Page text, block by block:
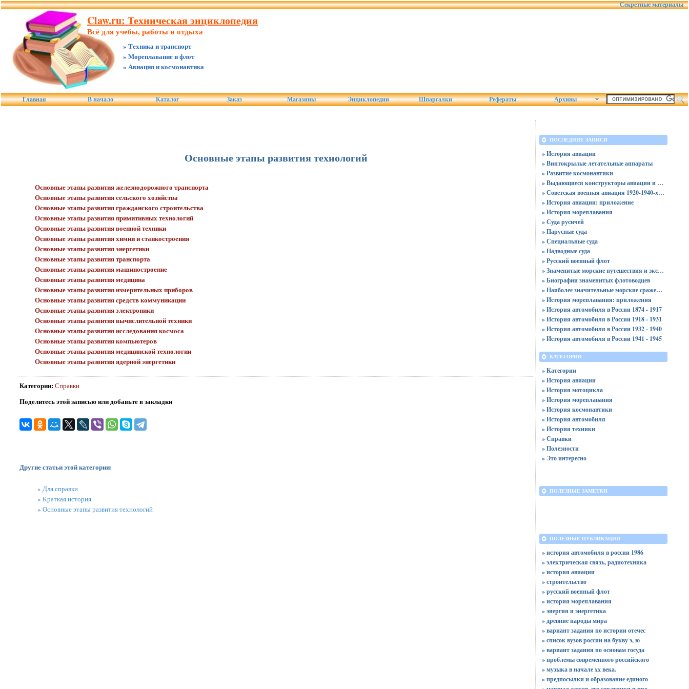
Секретные материалы
Claw.ru: Техническая энциклопедия
Всё для учебы, работы и отдыха
» Техника и транспорт
» Мореплавание и флот
» Авиация и космонавтика
Главная В начало Каталог Заказ Магазины Энциклопедии Шпаргалки Рефераты Архивы
Основные этапы развития технологий
Основные этапы развития железнодорожного транспорта
Основные этапы развития сельского хозяйства
Основные этапы развития гражданского строительства
Основные этапы развития примитивных технологий
Основные этапы развития военной техники
Основные этапы развития химии и станкостроения
Основные этапы развития энергетики
Основные этапы развития транспорта
Основные этапы развития машиностроение
Основные этапы развития медицина
Основные этапы развития измерительных приборов
Основные этапы развития средств коммуникации
Основные этапы развития электроники
Основные этапы развития вычислительной техники
Основные этапы развития исследования космоса
Основные этапы развития компьютеров
Основные этапы развития медицинской технологии
Основные этапы развития ядерной энергетики
Категории:Справки
Поделитесь этой записью или добавьте в закладки
Другие статьи этой категории:
» Для справки
» Краткая история
» Основные этапы развития технологий
ПОСЛЕДНИЕ ЗАПИСИ
» История авиации
» Винтокрылые летательные аппараты
» Развитие космонавтики
» Выдающиеся конструкторы авиации и космонавтики
» Советская военная авиация 1920-1940-х годов
» История авиации: приложение
» История мореплавания
» Суда русичей
» Парусные суда
» Специальные суда
» Надводные суда
» Русский военный флот
» Знаменитые морские путешествия и экспедиции
» Биографии знаменитых флотоводцев
» Наиболее значительные морские сражения
» История мореплавания: приложения
» История автомобиля в России 1874 - 1917
» История автомобиля в России 1918 - 1931
» История автомобиля в России 1932 - 1940
» История автомобиля в России 1941 - 1945
КАТЕГОРИИ
» Категории
» История авиации
» История мотоцикла
» История мореплавания
» История космонавтики
» История автомобиля
» История техники
» Справки
» Полезности
» Это интересно
ПОЛЕЗНЫЕ ЗАМЕТКИ
ПОЛЕЗНЫЕ ПУБЛИКАЦИИ
» история автомобиля в россии 1986
» электрическая связь, радиотехника
» история авиации
» строительство
» русский военный флот
» история мореплавания
» энергия и энергетика
» древние народы мира
» вариант задания по истории отечес
» список вузов россии на букву э, ю
» вариант задания по основам госуда
» проблемы современного российского
» музыка в начале xx века.
» предпосылки и образование единого